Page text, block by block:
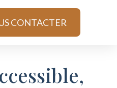
CONTACTER